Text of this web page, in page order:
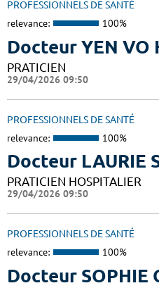
PROFESSIONNELS DE SANTÉ
relevance: 100%
Docteur YEN VO
PRATICIEN
29/04/2026 09:50
PROFESSIONNELS DE SANTÉ
relevance: 100%
Docteur LAURIE
PRATICIEN HOSPITALIER
29/04/2026 09:50
PROFESSIONNELS DE SANTÉ
relevance: 100%
Docteur SOPHIE